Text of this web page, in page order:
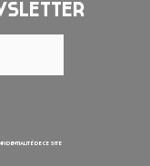
de ce site